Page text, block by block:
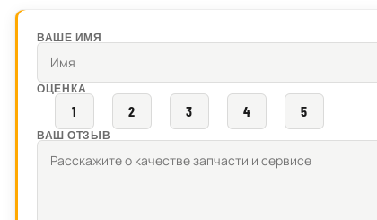
ВАШЕ ИМЯ
ОЦЕНКА
1 2 3 4 5
ВАШ ОТЗЫВ